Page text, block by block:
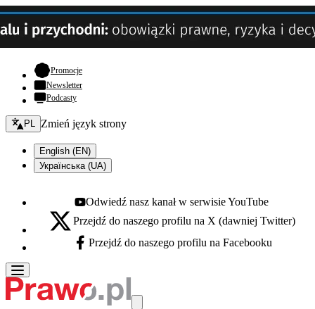
Promocje- otwiera się w nowej karcie
Newsletter
Podcasty
Zmień język - bieżący:
PL Zmień język strony
English (EN)
Українська (UA)
Youtube - otwiera się w nowej karcie
Odwiedź nasz kanał w serwisie YouTube
X - otwiera się w nowej karcie
Przejdź do naszego profilu na X (dawniej Twitter)
Facebook - otwiera się w nowej karcie
Przejdź do naszego profilu na Facebooku